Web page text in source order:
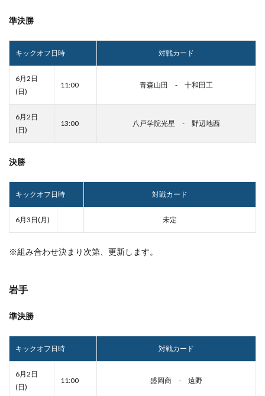
準決勝
キックオフ日時 対戦カード
6月2日
(日)
11:00 青森山田 - 十和田工
6月2日
(日)
13:00 八戸学院光星 - 野辺地西
決勝
キックオフ日時 対戦カード
6月3日(月) 未定
※組み合わせ決まり次第、更新します。
岩手
準決勝
キックオフ日時 対戦カード
6月2日
(日)
11:00 盛岡商 - 遠野